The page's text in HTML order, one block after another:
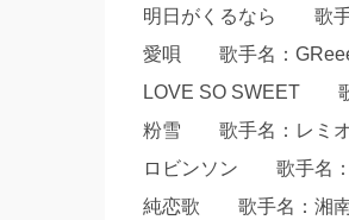
明日がくるなら 歌手
愛唄 歌手名：
LOVE SO SWEET
粉雪 歌手名：レミオ
ロビンソン 歌手名：
純恋歌 歌手名：湘